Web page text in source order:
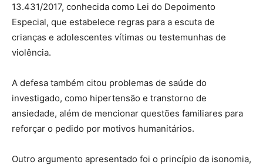
13.431/2017, conhecida como Lei do Depoimento
Especial, que estabelece regras para a escuta de
crianças e adolescentes vítimas ou testemunhas de
violência.
A defesa também citou problemas de saúde do
investigado, como hipertensão e transtorno de
ansiedade, além de mencionar questões familiares para
reforçar o pedido por motivos humanitários.
Outro argumento apresentado foi o princípio da isonomia,